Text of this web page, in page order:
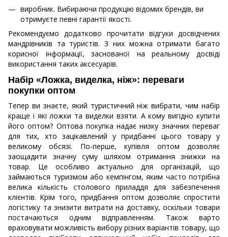
виробник. Вибираючи продукцію відомих брендів, ви
отримуєте певні гарантії якості.
Рекомендуємо додатково прочитати відгуки досвідчених
мандрівників та туристів. З них можна отримати багато
корисної інформації, заснованої на реальному досвіді
використання таких аксесуарів.
Набір «Ложка, виделка, ніж»: переваги
покупки оптом
Тепер ви знаєте, який туристичний ніж вибрати, чим набір
краще і які ложки та виделки взяти. А кому вигідно купити
його оптом? Оптова покупка надає низку значних переваг
для тих, хто зацікавлений у придбанні цього товару у
великому обсязі. По-перше, купівля оптом дозволяє
заощадити значну суму шляхом отримання знижки на
товар. Це особливо актуально для організацій, що
займаються туризмом або кемпінгом, яким часто потрібна
велика кількість столового приладдя для забезпечення
клієнтів. Крім того, придбання оптом дозволяє спростити
логістику та знизити витрати на доставку, оскільки товари
постачаються одним відправленням. Також варто
враховувати можливість вибору різних варіантів товару, що